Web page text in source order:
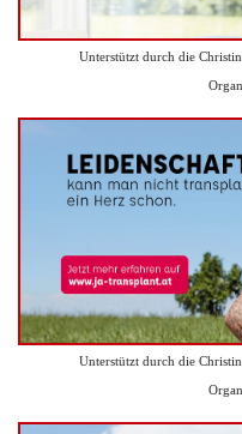
Unterstützt durch die
Unterstützt durch die